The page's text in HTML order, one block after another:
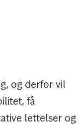
og derfor vil
få
lettelser og